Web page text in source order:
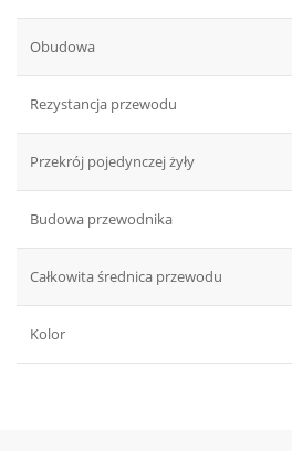
Obudowa
Rezystancja przewodu
Przekrój pojedynczej żyły
Budowa przewodnika
Całkowita średnica przewodu
Kolor